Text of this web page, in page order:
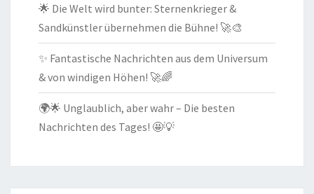
🌟 Die Welt wird bunter: Sternenkrieger &
Sandkünstler übernehmen die Bühne! 🚀🎨
✨ Fantastische Nachrichten aus dem Universum
& von windigen Höhen! 🚀🌈
🌍🌟 Unglaublich, aber wahr – Die besten
Nachrichten des Tages! 🤩💡